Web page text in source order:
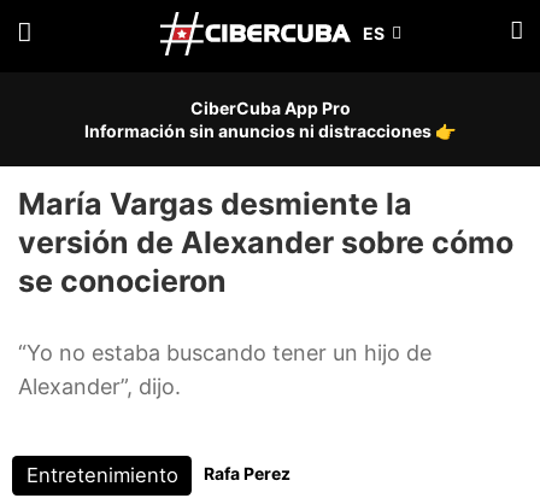
CiberCuba App Pro
Información sin anuncios ni distracciones 👉
María Vargas desmiente la
versión de Alexander sobre cómo
se conocieron
“Yo no estaba buscando tener un hijo de
Alexander”, dijo.
Entretenimiento Rafa Perez